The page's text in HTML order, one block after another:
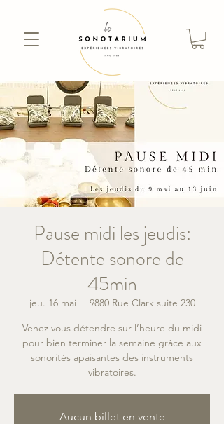
Pause midi les jeudis:
Détente sonore de
45min
jeu. 16 mai
  |
9880 Rue Clark suite 230
Venez vous détendre sur l’heure du midi
pour bien terminer la semaine grâce aux
sonorités apaisantes des instruments
vibratoires.
Aucun billet en vente